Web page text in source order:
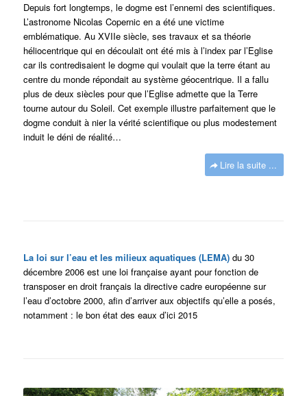
Depuis fort longtemps, le dogme est l’ennemi des scientifiques.
L’astronome Nicolas Copernic en a été une victime
emblématique. Au XVIIe siècle, ses travaux et sa théorie
héliocentrique qui en découlait ont été mis à l’index par l’Eglise
car ils contredisaient le dogme qui voulait que la terre étant au
centre du monde répondait au système géocentrique. Il a fallu
plus de deux siècles pour que l’Eglise admette que la Terre
tourne autour du Soleil. Cet exemple illustre parfaitement que le
dogme conduit à nier la vérité scientifique ou plus modestement
induit le déni de réalité…
Lire la suite ...
La loi sur l’eau et les milieux aquatiques (LEMA)du 30
décembre 2006 est une loi française ayant pour fonction de
transposer en droit français la directive cadre européenne sur
l’eau d’octobre 2000, afin d’arriver aux objectifs qu’elle a posés,
notamment : le bon état des eaux d’ici 2015